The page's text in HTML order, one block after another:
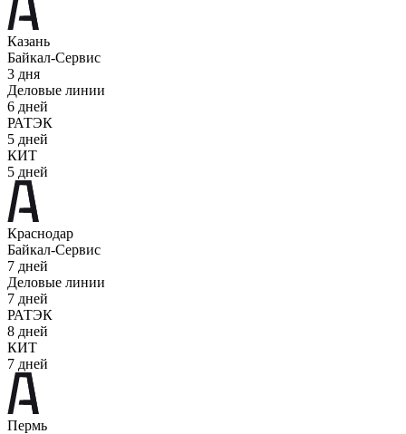
Казань
Байкал-Сервис
3 дня
Деловые линии
6 дней
РАТЭК
5 дней
КИТ
5 дней
Краснодар
Байкал-Сервис
7 дней
Деловые линии
7 дней
РАТЭК
8 дней
КИТ
7 дней
Пермь